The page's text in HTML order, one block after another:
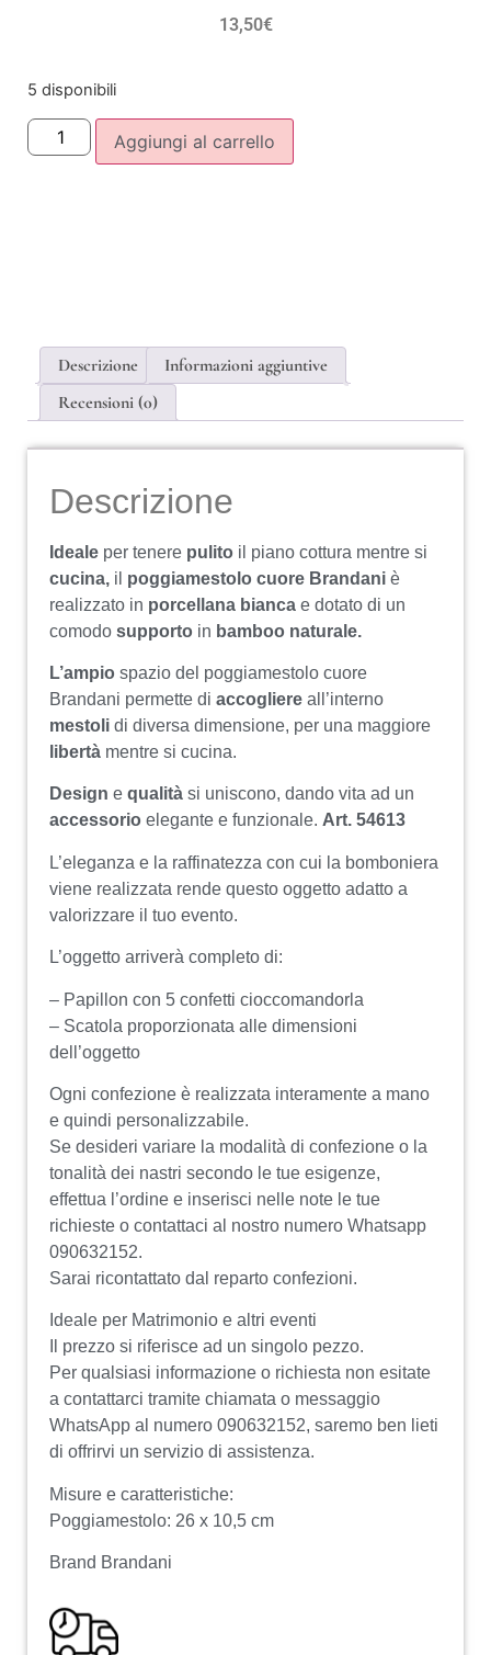
13,50€
5 disponibili
Aggiungi al carrello
Descrizione
Informazioni aggiuntive
Recensioni (0)
Descrizione
Ideale per tenere pulito il piano cottura mentre si
cucina, il poggiamestolo cuore Brandani è
realizzato in porcellana bianca e dotato di un
comodo supporto in bamboo naturale.
L’ampio spazio del poggiamestolo cuore
Brandani permette di accogliere all’interno
mestoli di diversa dimensione, per una maggiore
libertà mentre si cucina.
Design e qualità si uniscono, dando vita ad un
accessorio elegante e funzionale. Art. 54613
L’eleganza e la raffinatezza con cui la bomboniera
viene realizzata rende questo oggetto adatto a
valorizzare il tuo evento.
L’oggetto arriverà completo di:
– Papillon con 5 confetti cioccomandorla
– Scatola proporzionata alle dimensioni
dell’oggetto
Ogni confezione è realizzata interamente a mano
e quindi personalizzabile.
Se desideri variare la modalità di confezione o la
tonalità dei nastri secondo le tue esigenze,
effettua l’ordine e inserisci nelle note le tue
richieste o contattaci al nostro numero Whatsapp
090632152.
Sarai ricontattato dal reparto confezioni.
Ideale per Matrimonio e altri eventi
Il prezzo si riferisce ad un singolo pezzo.
Per qualsiasi informazione o richiesta non esitate
a contattarci tramite chiamata o messaggio
WhatsApp al numero 090632152, saremo ben lieti
di offrirvi un servizio di assistenza.
Misure e caratteristiche:
Poggiamestolo: 26 x 10,5 cm
Brand Brandani